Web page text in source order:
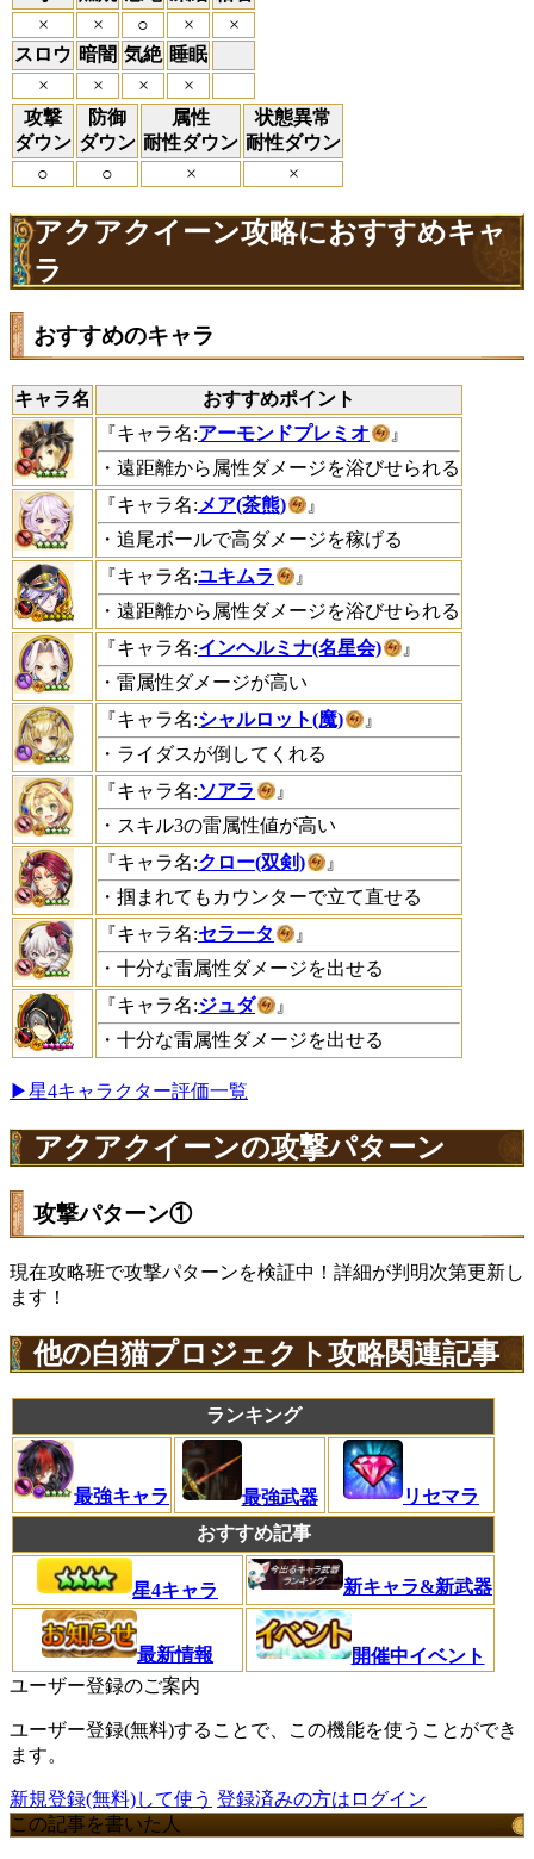
×
× ○ ×
×
スロウ 暗闇 気絶 睡眠
×
× ×
×
攻撃
ダウン
防御
ダウン
属性
耐性ダウン
状態異常
耐性ダウン
○
○ × ×
アクアクイーン攻略におすすめキャ
ラ
おすすめのキャラ
キャラ名
おすすめポイント
『キャラ名:アーモンドプレミオ
』
・遠距離から属性ダメージを浴びせられる
『キャラ名: メア(茶熊)
』
・追尾ボールで高ダメージを稼げる
『キャラ名:ユキムラ
』
・遠距離から属性ダメージを浴びせられる
『キャラ名:インヘルミナ(名星会)
』
・雷属性ダメージが高い
『キャラ名:シャルロット(魔)
』
・ライダスが倒してくれる
『キャラ名:ソアラ
』
・スキル3の雷属性値が高い
『キャラ名:クロー(双剣)
』
・掴まれてもカウンターで立て直せる
『キャラ名:セラータ
』
・十分な雷属性ダメージを出せる
『キャラ名:ジュダ
』
・十分な雷属性ダメージを出せる
▶星4キャラクター評価一覧
アクアクイーンの攻撃パターン
攻撃パターン①
現在攻略班で攻撃パターンを検証中！詳細が判明次第更新し
ます！
他の白猫プロジェクト攻略関連記事
ランキング
最強キャラ 最強武器
リセマラ
おすすめ記事
星4キャラ 新キャラ&新武器
最新情報
開催中イベント
ユーザー登録のご案内
ユーザー登録(無料)することで、この機能を使うことができ
ます。
新規登録(無料)して使う 登録済みの方はログイン
この記事を書いた人